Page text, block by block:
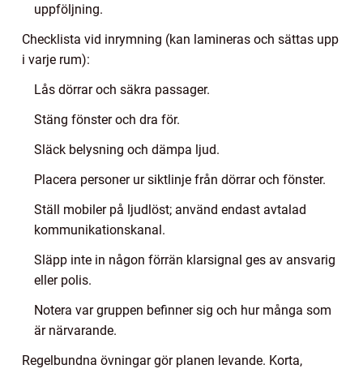
uppföljning.
Checklista vid inrymning (kan lamineras och sättas upp
i varje rum):
Lås dörrar och säkra passager.
Stäng fönster och dra för.
Släck belysning och dämpa ljud.
Placera personer ur siktlinje från dörrar och fönster.
Ställ mobiler på ljudlöst; använd endast avtalad
kommunikationskanal.
Släpp inte in någon förrän klarsignal ges av ansvarig
eller polis.
Notera var gruppen befinner sig och hur många som
är närvarande.
Regelbundna övningar gör planen levande. Korta,